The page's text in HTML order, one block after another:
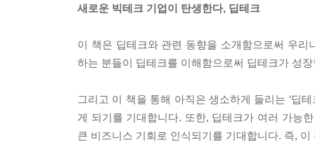
새로운 빅테크 기업이 탄생한다, 딥테크
이 책은 딥테크와 관련 동향을 소개함으로써 우
하는 분들이 딥테크를 이해함으로써 딥테크가 성
그리고 이 책을 통해 아직은 생소하게 들리는 ‘딥
게 되기를 기대합니다. 또한, 딥테크가 여러 가능
큰 비즈니스 기회로 인식되기를 기대합니다. 즉,